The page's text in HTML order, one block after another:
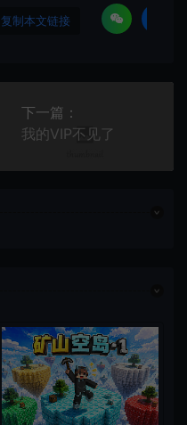
复制本文链接
下一篇：
我的VIP不见了